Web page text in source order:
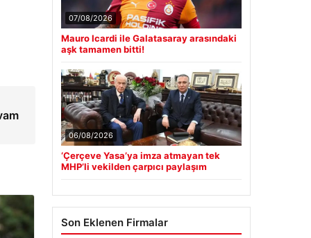
07/08/2026
Mauro Icardi ile Galatasaray arasındaki
aşk tamamen bitti!
06/08/2026
‘Çerçeve Yasa’ya imza atmayan tek
MHP’li vekilden çarpıcı paylaşım
Son Eklenen Firmalar